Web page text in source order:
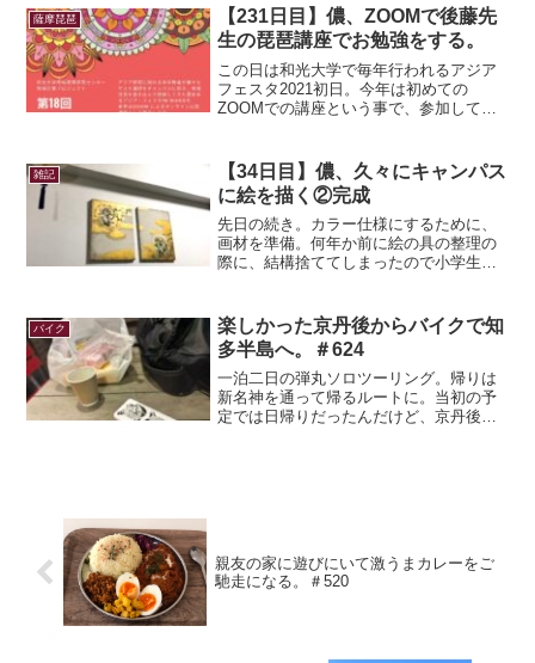
をあるかも…もしや、皆の者たちが黄泉
の国から帰って来ているから...
薩摩琵琶
【231日目】儂、ZOOMで後藤先
生の琵琶講座でお勉強をする。
この日は和光大学で毎年行われるアジア
フェスタ2021初日。今年は初めての
ZOOMでの講座という事で、参加してみ
時間の問題で、今まで見送ってきたか
ら…(^^;)早速ZOO...
雑記
【34日目】儂、久々にキャンパス
に絵を描く②完成
先日の続き。カラー仕様にするために、
画材を準備。何年か前に絵の具の整理の
際に、結構捨ててしまったので小学生が
ピックや筆ペンで色塗りすることにｗキ
ャンパスにちゃんと色づ...
バイク
楽しかった京丹後からバイクで知
多半島へ。＃624
一泊二日の弾丸ソロツーリング。帰りは
新名神を通って帰るルートに。当初の予
定では日帰りだったんだけど、京丹後が
親友の家に遊びにいて激うまカレーをご
馳走になる。＃520